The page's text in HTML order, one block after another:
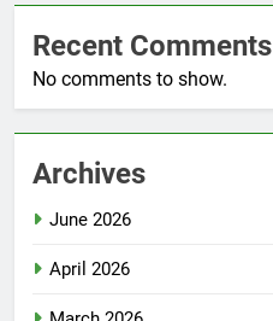
Recent Comments
No comments to show.
Archives
June 2026
April 2026